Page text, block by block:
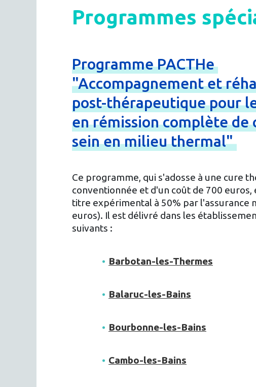
Programmes
ProgrammePACTHe
"Accompagnementet
post-thérapeutiquepour
enrémissioncomplètede
seinenmilieuthermal"
Ce programme, qui s'adosse à une cure
conventionnée et d'un coût de 700 euros,
titre expérimental à 50% par l'assurance
euros). Il est délivré dans les
suivants :
Barbotan-les-Thermes
Balaruc-les-Bains
Bourbonne-les-Bains
Cambo-les-Bains